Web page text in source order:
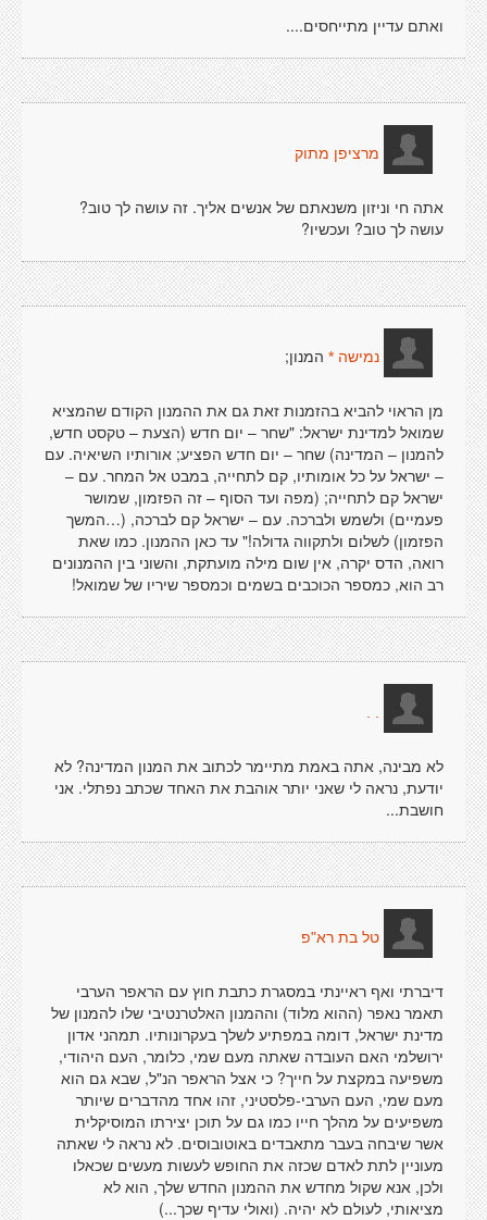
ואתם עדיין מתייחסים....
מרציפן מתוק
אתה חי וניזון משנאתם של אנשים אליך. זה עושה לך טוב?
עושה לך טוב? ועכשיו?
נמישה * המנון;
מן הראוי להביא בהזמנות זאת גם את ההמנון הקודם שהמציא
שמואל למדינת ישראל: "שחר – יום חדש (הצעת – טקסט חדש,
להמנון – המדינה) שחר – יום חדש הפציע; אורותיו השיאיה. עם
– ישראל על כל אומותיו, קם לתחייה, במבט אל המחר. עם –
ישראל קם לתחייה; (מפה ועד הסוף – זה הפזמון, שמושר
פעמיים) ולשמש ולברכה. עם – ישראל קם לברכה, (…המשך
הפזמון) לשלום ולתקווה גדולה!" עד כאן ההמנון. כמו שאת
רואה, הדס יקרה, אין שום מילה מועתקת, והשוני בין ההמנונים
רב הוא, כמספר הכוכבים בשמים וכמספר שיריו של שמואל!
לא מבינה, אתה באמת מתיימר לכתוב את המנון המדינה? לא
יודעת, נראה לי שאני יותר אוהבת את האחד שכתב נפתלי. אני
חושבת...
טל בת רא"פ
דיברתי ואף ראיינתי במסגרת כתבת חוץ עם הראפר הערבי
תאמר נאפר (ההוא מלוד) וההמנון האלטרנטיבי שלו להמנון של
מדינת ישראל, דומה במפתיע לשלך בעקרונותיו. תמהני אדון
ירושלמי האם העובדה שאתה מעם שמי, כלומר, העם היהודי,
משפיעה במקצת על חייך? כי אצל הראפר הנ"ל, שבא גם הוא
מעם שמי, העם הערבי-פלסטיני, זהו אחד מהדברים שיותר
משפיעים על מהלך חייו כמו גם על תוכן יצירתו המוסיקלית
אשר שיבחה בעבר מתאבדים באוטובוסים. לא נראה לי שאתה
מעוניין לתת לאדם שכזה את החופש לעשות מעשים שכאלו
ולכן, אנא שקול מחדש את ההמנון החדש שלך, הוא לא
מציאותי, לעולם לא יהיה. (ואולי עדיף שכך...)